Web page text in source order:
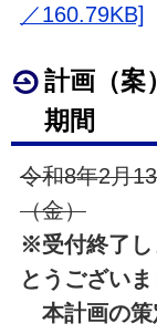
／160.79KB]
計画（案
期間
令和8年2月
（金）
※受付終了し
とうございま
本計画の策